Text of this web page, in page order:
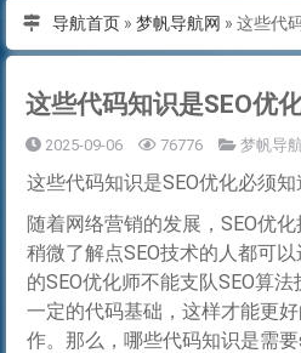
导航首页» 梦帆导航网 » 这些代
这些代码知识是SEO优
2025-09-06 76776 梦帆导
这些代码知识是SEO优化必须知
随着网络营销的发展，SEO优
稍微了解点SEO技术的人都可
的SEO优化师不能支队SEO算
一定的代码基础，这样才能更
作。那么，哪些代码知识是需